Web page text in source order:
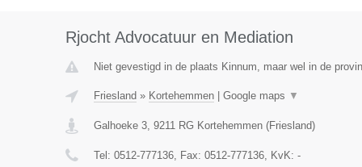
Rjocht Advocatuur en Mediation
Niet gevestigd in de plaats Kinnum, maar wel in de
Friesland » Kortehemmen| Google maps ▼
Galhoeke 3, 9211 RG Kortehemmen(Friesland)
Tel: 0512-777136, Fax: 0512-777136, KvK: -